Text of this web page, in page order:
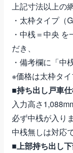
上記寸法以上の
・太枠タイプ（G
・中桟＝中央
だき、
・備考欄に「中
※価格は太枠タイ
■持ち出し戸車
入力高さ
必ず中桟が入りま
中桟無しは対応
■上部持ち出し